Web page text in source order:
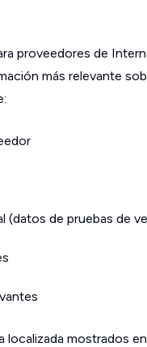
proveedores de
más relevante
(datos de pruebas de
mostrados